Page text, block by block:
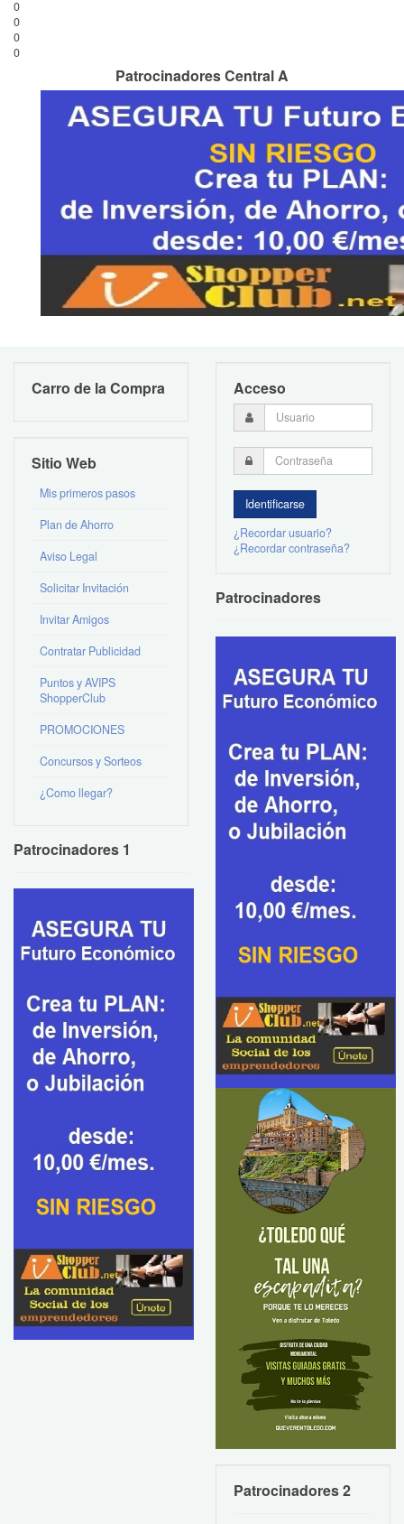
0
0
0
0
Patrocinadores Central A
Carro de la Compra
Sitio Web
Mis primeros pasos
Plan de Ahorro
Aviso Legal
Solicitar Invitación
Invitar Amigos
Contratar Publicidad
Puntos y AVIPS
ShopperClub
PROMOCIONES
Concursos y Sorteos
¿Como llegar?
Patrocinadores 1
Acceso
¿Recordar usuario?
¿Recordar contraseña?
Patrocinadores
Patrocinadores 2